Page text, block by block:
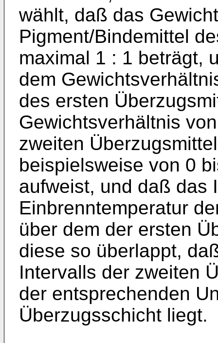
wählt, daß das
Pigment/Bindemittel
maximal 1 : 1 beträgt,
dem
des ersten
Gewichtsverhältnis
zweiten
beispielsweise von 0
aufweist, und daß das
Einbrenntemperatur
über dem der ersten
diese so überlappt,
Intervalls der zweiten
der entsprechenden
Überzugsschicht liegt.